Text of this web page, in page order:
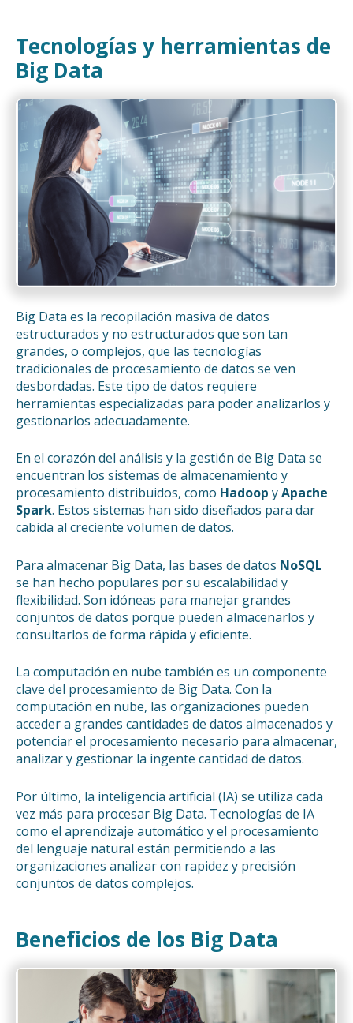
Tecnologías y herramientas de
Big Data
Big Data es la recopilación masiva de datos
estructurados y no estructurados que son tan
grandes, o complejos, que las tecnologías
tradicionales de procesamiento de datos se ven
desbordadas. Este tipo de datos requiere
herramientas especializadas para poder analizarlos y
gestionarlos adecuadamente.
En el corazón del análisis y la gestión de Big Data se
encuentran los sistemas de almacenamiento y
procesamiento distribuidos, como Hadoop yApache
Spark. Estos sistemas han sido diseñados para dar
cabida al creciente volumen de datos.
Para almacenar Big Data, las bases de datos NoSQL
se han hecho populares por su escalabilidad y
flexibilidad. Son idóneas para manejar grandes
conjuntos de datos porque pueden almacenarlos y
consultarlos de forma rápida y eficiente.
La computación en nube también es un componente
clave del procesamiento de Big Data. Con la
computación en nube, las organizaciones pueden
acceder a grandes cantidades de datos almacenados y
potenciar el procesamiento necesario para almacenar,
analizar y gestionar la ingente cantidad de datos.
Por último, la inteligencia artificial (IA) se utiliza cada
vez más para procesar Big Data. Tecnologías de IA
como el aprendizaje automático y el procesamiento
del lenguaje natural están permitiendo a las
organizaciones analizar con rapidez y precisión
conjuntos de datos complejos.
Beneficios de los Big Data